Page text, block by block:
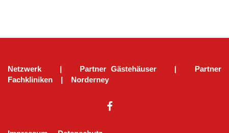
Netzwerk | Partner Gästehäuser| Partner
Fachkliniken | Norderney